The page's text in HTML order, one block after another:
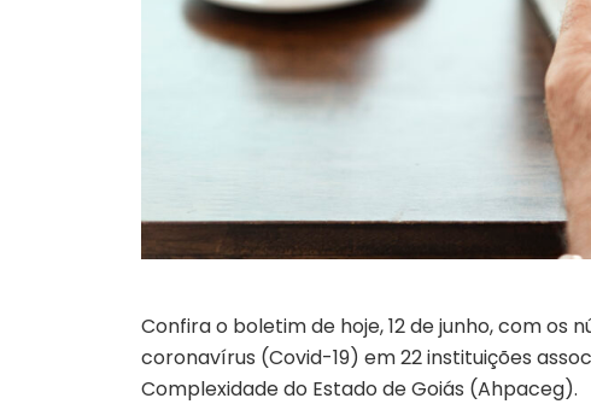
Confira o boletim de hoje, 12 de junho, com
coronavírus (Covid-19) em 22 instituições
Complexidade do Estado de Goiás (Ahpaceg).